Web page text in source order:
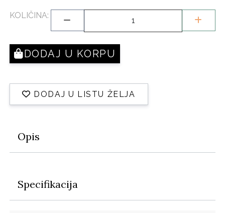
KOLIČINA:
DODAJ U KORPU
DODAJ U LISTU ŽELJA
Opis
Specifikacija